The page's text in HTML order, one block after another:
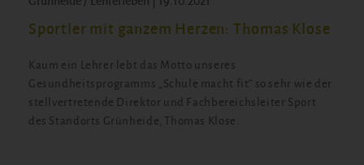
Sportler mit ganzem Herzen: Thomas Klose
Kaum ein Lehrer lebt das Motto unseres
Gesundheitsprogramms „Schule macht fit“ so sehr wie der
stellvertretende Direktor und Fachbereichsleiter Sport
des Standorts Grünheide, Thomas Klose.